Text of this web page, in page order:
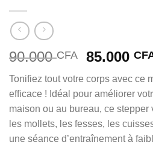
90.000CFA
Le
initial
était :
90.000
85.000
Tonifiez tout votre corps avec ce
efficace ! Idéal pour améliorer
maison ou au bureau, ce
les mollets, les fesses, les
une séance d’entraînement à